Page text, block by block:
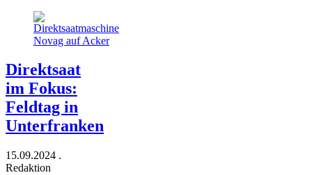
Direktsaat
im Fokus:
Feldtag in
Unterfranken
15.09.2024 .
Redaktion